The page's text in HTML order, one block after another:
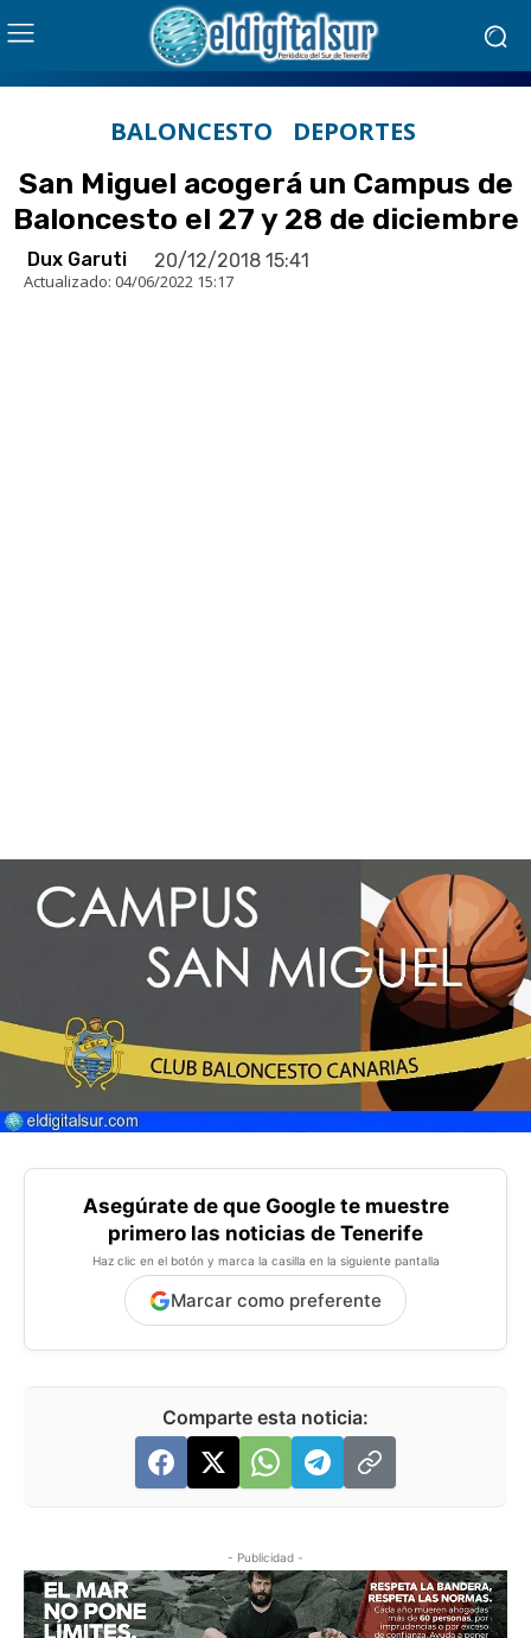
BALONCESTO DEPORTES
San Miguel acogerá un Campus de
Baloncesto el 27 y 28 de diciembre
Dux Garuti 20/12/2018 15:41
Actualizado: 04/06/2022 15:17
Asegúrate de que Google te muestre
primero las noticias de Tenerife
Haz clic en el botón y marca la casilla en la siguiente pantalla
Marcar como preferente
Comparte esta noticia:
- Publicidad -